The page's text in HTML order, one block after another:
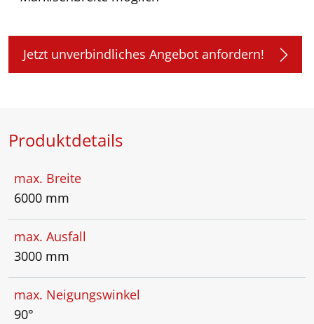
Jetzt unverbindliches Angebot anfordern!
Produktdetails
max. Breite
6000 mm
max. Ausfall
3000 mm
max. Neigungswinkel
90°